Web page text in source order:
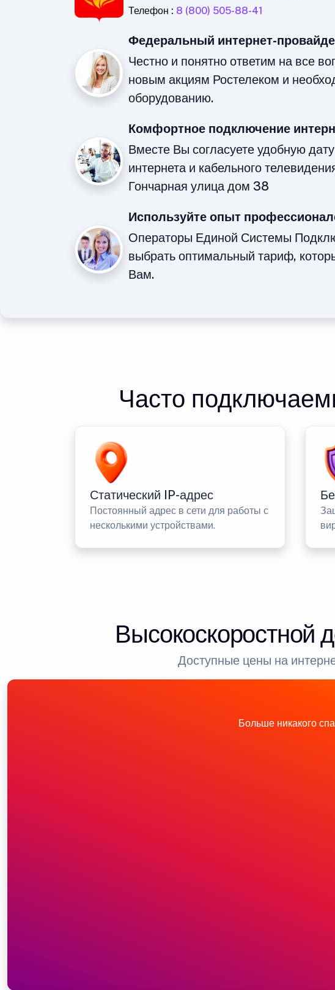
Телефон : 8 (800) 505-88-41
Федеральный интернет-
Честно и понятно ответим на все
новым акциям Ростелеком и
оборудованию.
Комфортное подключение
Вместе Вы согласуете удобную
интернета и кабельного
Гончарная улица дом 38
Используйте опыт
Операторы Единой Системы
выбрать оптимальный тариф,
Вам.
Часто
Статический IP-адрес
Постоянный адрес в сети для работы с
несколькими устройствами.
Высокоскоростной
Доступные цены на
Больше никакого